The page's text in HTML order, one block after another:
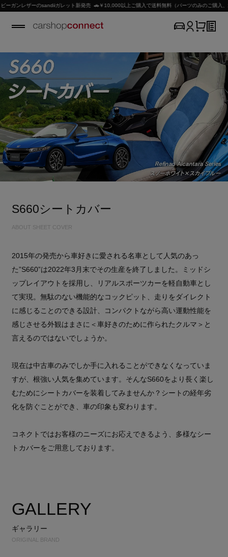
レザーのsandiiガレット新発売 🚗￥10,000以上ご購入で送料無料（パーツのみのご購入、北海
S660シートカバー
ABOUT SHEET COVER
2015年の発売から車好きに愛される名車として人気のあっ
た”S660”は2022年3月末でその生産を終了しました。ミッドシ
ップレイアウトを採用し、リアルスポーツカーを軽自動車とし
て実現。無駄のない機能的なコックピット、走りをダイレクト
に感じることのできる設計、コンパクトながら高い運動性能を
感じさせる外観はまさに＜車好きのために作られたクルマ＞と
言えるのではないでしょうか。
現在は中古車のみでしか手に入れることができなくなっていま
すが、根強い人気を集めています。そんなS660をより長く楽し
むためにシートカバーを装着してみませんか？シートの経年劣
化を防ぐことができ、車の印象も変わります。
コネクトではお客様のニーズにお応えできるよう、多様なシー
トカバーをご用意しております。
GALLERY
ギャラリー
ORIGINAL BRAND